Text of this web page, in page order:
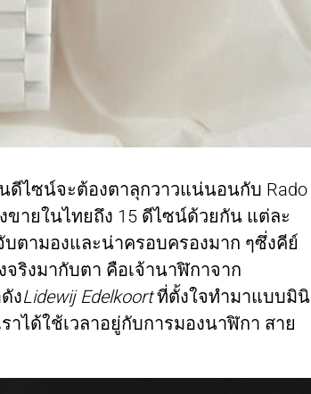
ดีไซน์จะต้องตาลุกวาวแน่นอนกับ Rado
ขายในไทยถึง 15 ดีไซน์ด้วยกัน แต่ละ
ตามองและน่าครอบครองมาก ๆซึ่งคีย์
จริงมากับตา คือเจ้านาฬิกาจาก
งLidewij Edelkoortที่ตั้งใจทำมาแบบมินิ
ได้ใช้เวลาอยู่กับการมองนาฬิกา สาย